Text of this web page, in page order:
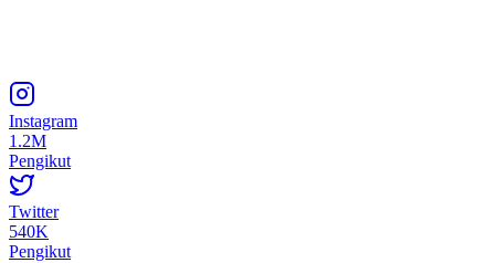
Instagram
1.2M
Pengikut
Twitter
540K
Pengikut